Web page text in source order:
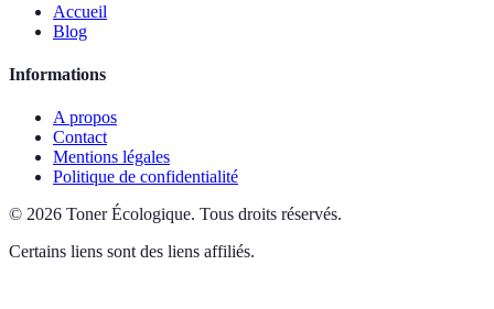
Accueil
Blog
Informations
A propos
Contact
Mentions légales
Politique de confidentialité
© 2026 Toner Écologique. Tous droits réservés.
Certains liens sont des liens affiliés.